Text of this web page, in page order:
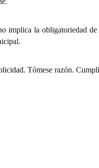
implica la obligatoriedad
Tómese razón.